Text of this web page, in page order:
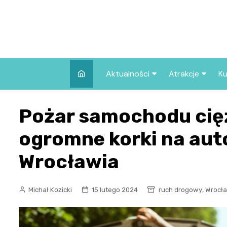
Aktualności
Wszystkie wpisy
Atrakcje
we Wrocławiu
Co warto
Wrocławiu?
Pożar samochodu
ogromne korki na
Wrocławia
Michał Kozicki 15 lutego 2024 ruch drogowy,